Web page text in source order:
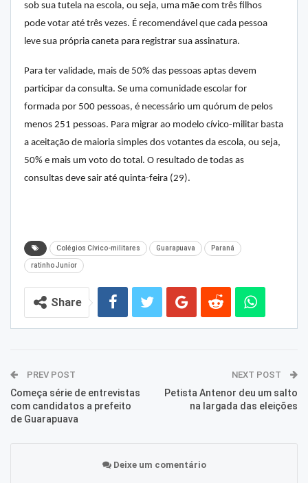
sob sua tutela na escola, ou seja, uma mãe com três filhos
pode votar até três vezes. É recomendável que cada pessoa
leve sua própria caneta para registrar sua assinatura.
Para ter validade, mais de 50% das pessoas aptas devem
participar da consulta. Se uma comunidade escolar for
formada por 500 pessoas, é necessário um quórum de pelos
menos 251 pessoas. Para migrar ao modelo cívico-militar basta
a aceitação de maioria simples dos votantes da escola, ou seja,
50% e mais um voto do total. O resultado de todas as
consultas deve sair até quinta-feira (29).
Colégios Cívico-militares Guarapuava Paraná
ratinho Junior
Share
PREV POST
Começa série de entrevistas
com candidatos a prefeito
de Guarapuava
NEXT POST
Petista Antenor deu um salto
na largada das eleições
Deixe um comentário